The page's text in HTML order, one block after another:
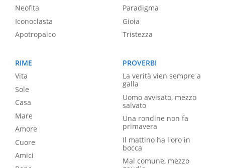
Neofita
Iconoclasta
Apotropaico
Paradigma
Gioia
Tristezza
RIME
Vita
Sole
Casa
Mare
Amore
Cuore
Amici
PROVERBI
La verità vien sempre a
galla
Uomo avvisato, mezzo
salvato
Una rondine non fa
primavera
Il mattino ha l'oro in
bocca
Mal comune, mezzo